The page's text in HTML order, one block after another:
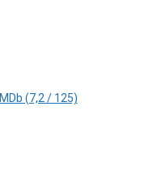
IMDb (7,2 / 125)